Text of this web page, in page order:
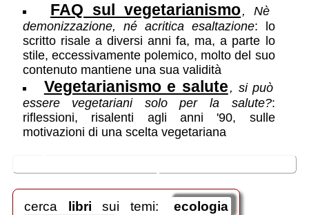
FAQ sul vegetarianismo, Nè
demonizzazione, né acritica esaltazione: lo
scritto risale a diversi anni fa, ma, a parte lo
stile, eccessivamente polemico, molto del suo
contenuto mantiene una sua validità
Vegetarianismo e salute , si può
essere vegetariani solo per la salute?:
riflessioni, risalenti agli anni '90, sulle
motivazioni di una scelta vegetariana
cerca libri sui temi:
ecologia